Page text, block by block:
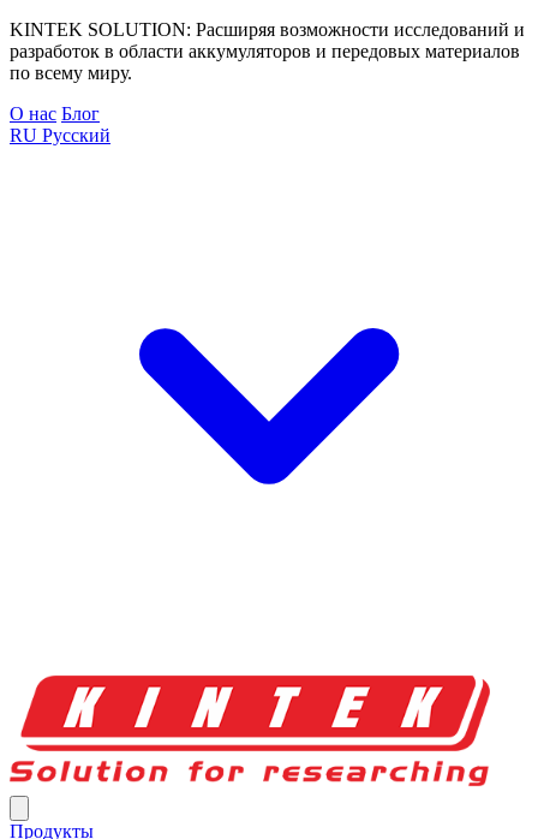
KINTEK SOLUTION: Расширяя возможности исследований и
разработок в области аккумуляторов и передовых материалов
по всему миру.
О нас Блог
RU Русский
Продукты